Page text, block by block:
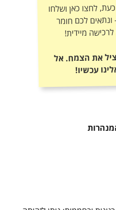
לחצו כאן ושלחו
לכם חומר
מיידית!
את הצמח. אל
עכשיו!